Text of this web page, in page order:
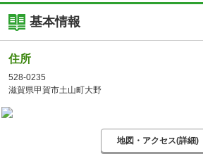
基本情報
住所
528-0235
滋賀県甲賀市土山町大野
地図・アクセス(詳細)